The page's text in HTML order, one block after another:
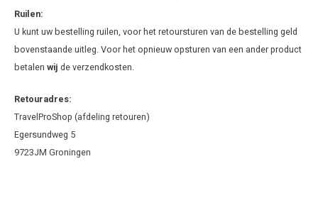
Smart
Ruilen:
U kunt uw bestelling ruilen, voor het retoursturen van de bestelling geld
bovenstaande uitleg. Voor het opnieuw opsturen van een ander product
betalen wij de verzendkosten.
Retouradres:
TravelProShop (afdeling retouren)
Egersundweg 5
9723JM Groningen